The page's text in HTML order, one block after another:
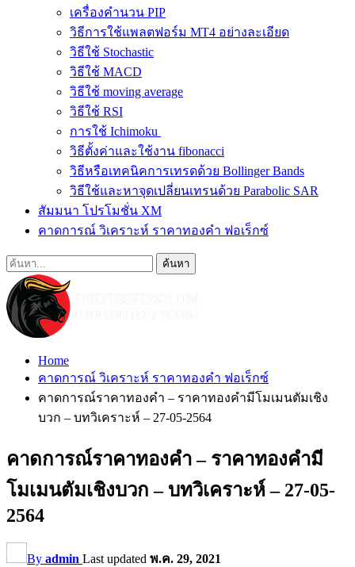
เครื่องคำนวน PIP
วิธีการใช้แพลตฟอร์ม MT4 อย่างละเอียด
วิธีใช้ Stochastic
วิธีใช้ MACD
วิธีใช้ moving average
วิธีใช้ RSI
การใช้ Ichimoku
วิธีตั้งค่าและใช้งาน fibonacci
วิธีหรือเทคนิคการเทรดด้วย Bollinger Bands
วิธีใช้และหาจุดเปลี่ยนเทรนด้วย Parabolic SAR
สัมมนา โปรโมชั่น XM
คาดการณ์ วิเคราะห์ ราคาทองคำ ฟอเร็กซ์
Home
คาดการณ์ วิเคราะห์ ราคาทองคำ ฟอเร็กซ์
คาดการณ์ราคาทองคำ – ราคาทองคำมีโมเมนตัมเชิง
บวก – บทวิเคราะห์ – 27-05-2564
คาดการณ์ราคาทองคำ – ราคาทองคำมี
โมเมนตัมเชิงบวก – บทวิเคราะห์ – 27-05-
2564
By admin Last updated พ.ค. 29, 2021